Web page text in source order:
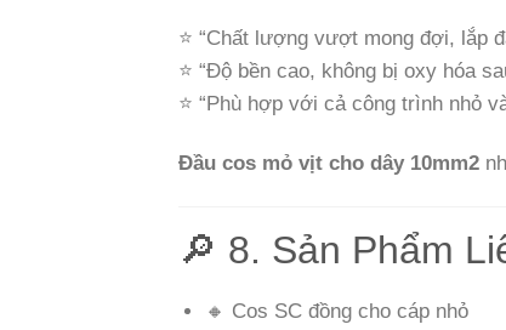
⭐ “Chất lượng vượt mong đợi, lắp
⭐ “Độ bền cao, không bị oxy hóa
⭐ “Phù hợp với cả công trình nhỏ
Đầu cos mỏ vịt cho dây 10mm2
🔎 8. Sản Phẩm
🔸 Cos SC đồng cho cáp nhỏ